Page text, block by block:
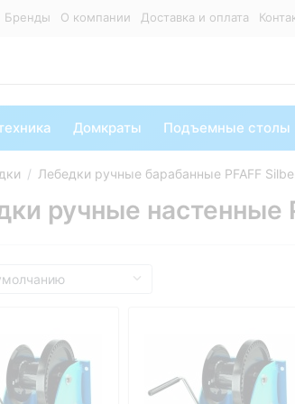
Бренды О компании Доставка и оплата
Домкраты Подъемные столы
Лебедки ручные барабанные PFAFF
ручные настенные